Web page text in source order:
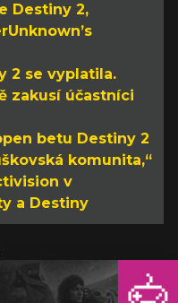
Destiny 2,
2 se vyplatila.
zakusí účastníci
betu Destiny 2
komunita,“
v
a Destiny